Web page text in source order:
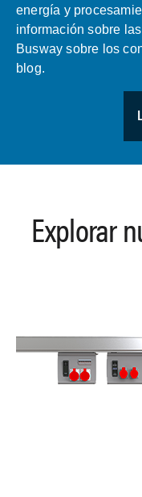
energía y
información sobre
Busway sobre los
blog.
Explorar